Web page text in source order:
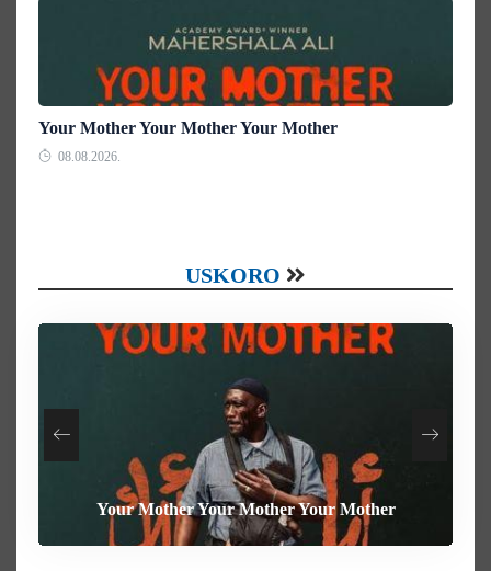
Your Mother Your Mother Your Mother
08.08.2026.
USKORO
The Weight
Your Mother Your Mother Your Mother
Heart of the Beast
Behemoth